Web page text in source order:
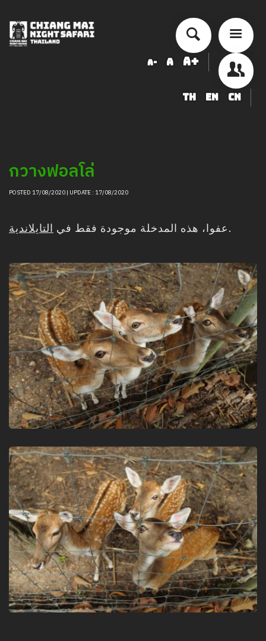
A- A A+
TH EN CN
ข้อมูลสัตว์ในเชียงใหม่ไนท์ซาฟารี
กวางฟอลโล่
POSTED 17/08/2020 | UPDATE : 17/08/2020
عفوا، هذه المدخلة موجودة فقط في التايلاندية .